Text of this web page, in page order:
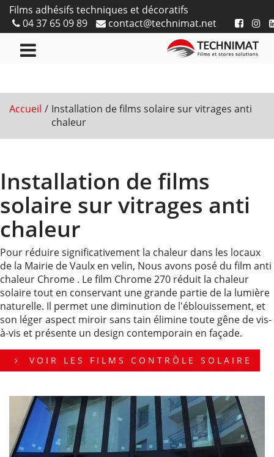
Installation de films
solaire sur vitrages anti
chaleur
Pour réduire significativement la chaleur dans les locaux
de la Mairie de Vaulx en velin, Nous avons posé du film anti
chaleur Chrome . Le film Chrome 270 réduit la chaleur
solaire tout en conservant une grande partie de la lumière
naturelle. Il permet une diminution de l'éblouissement, et
son léger aspect miroir sans tain élimine toute gêne de vis-
à-vis et présente un design contemporain en façade.
VOIR LES FILMS CONTRÔLE SOLAIRE
Films adhésifs techniques et décoratifs
04 37 65 09 89
contact@technimat.net
Accueil
Installation de films solaire sur vitrages anti
chaleur